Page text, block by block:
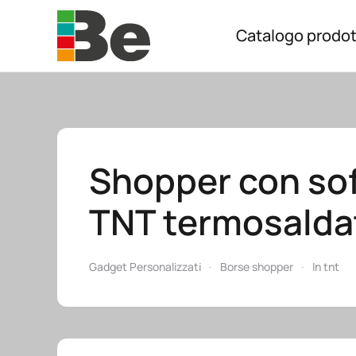
Skip to main content Catalogo
Shopper con
TNT
Gadget Personalizzati Borse shopper In tnt